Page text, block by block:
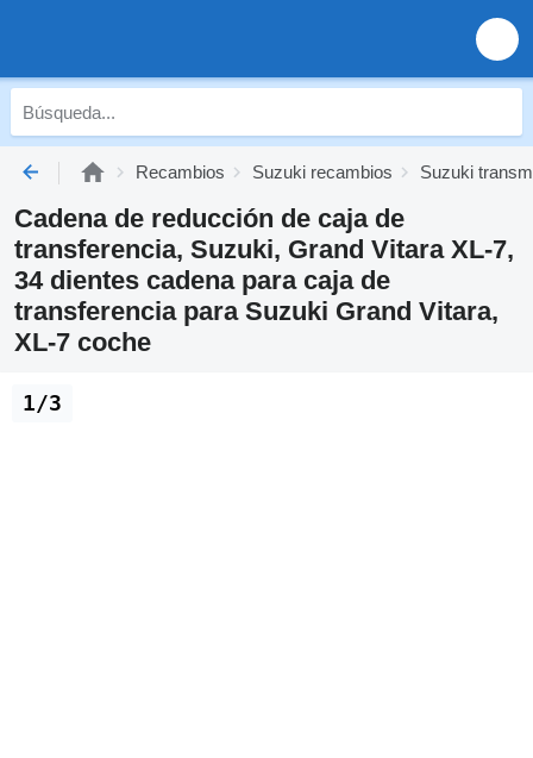
Recambios Suzuki recambios Suzuki
Cadena de reducción de caja de
transferencia, Suzuki, Grand Vitara XL-7,
34 dientes cadena para caja de
transferencia para Suzuki Grand Vitara,
XL-7 coche
1/3